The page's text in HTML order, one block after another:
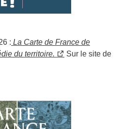
: La Carte de France de
du territoire.
Sur le site de